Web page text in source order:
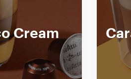
Cream